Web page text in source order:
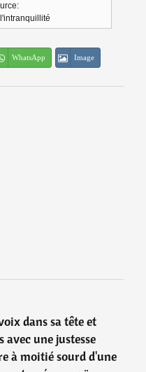
WhatsApp Image
dans sa tête et
une justesse
à moitié sourd d'une